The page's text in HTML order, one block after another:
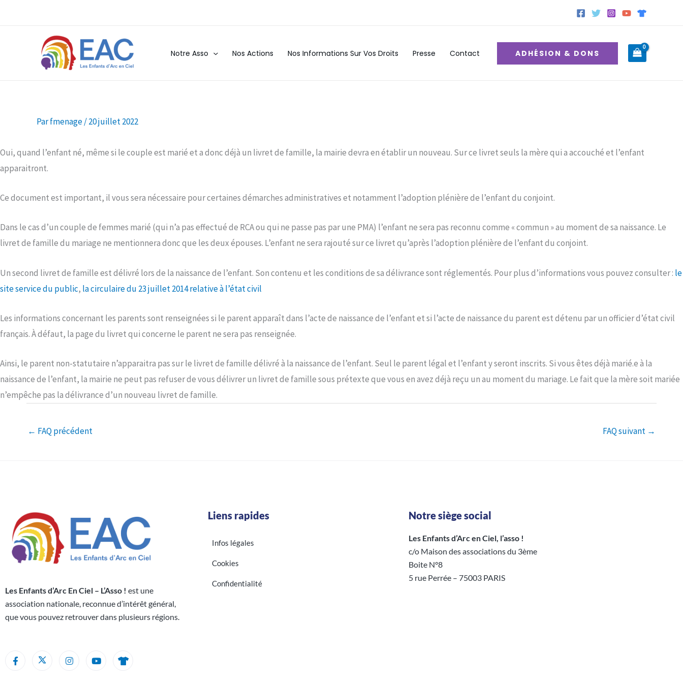
Notre Asso Nos Actions Nos Informations Sur Vos Droits Presse Contact ADHÉSION & DONS
Parfmenage/20 juillet 2022
Oui, quand l’enfant né, même si le couple est marié et a donc déjà un livret de famille, la mairie devra en établir un nouveau. Sur ce livret seuls la mère qui a accouché et l’enfant
apparaitront.
Ce document est important, il vous sera nécessaire pour certaines démarches administratives et notamment l’adoption plénière de l’enfant du conjoint.
Dans le cas d’un couple de femmes marié (qui n’a pas effectué de RCA ou qui ne passe pas par une PMA) l’enfant ne sera pas reconnu comme « commun » au moment de sa naissance. Le
livret de famille du mariage ne mentionnera donc que les deux épouses. L’enfant ne sera rajouté sur ce livret qu’après l’adoption plénière de l’enfant du conjoint.
Un second livret de famille est délivré lors de la naissance de l’enfant. Son contenu et les conditions de sa délivrance sont réglementés. Pour plus d’informations vous pouvez consulter : le
site service du public, la circulaire du 23 juillet 2014 relative à l’état civil
Les informations concernant les parents sont renseignées si le parent apparaît dans l’acte de naissance de l’enfant et si l’acte de naissance du parent est détenu par un officier d’état civil
français. À défaut, la page du livret qui concerne le parent ne sera pas renseignée.
Ainsi, le parent non-statutaire n’apparaitra pas sur le livret de famille délivré à la naissance de l’enfant. Seul le parent légal et l’enfant y seront inscrits. Si vous êtes déjà marié.e à la
naissance de l’enfant, la mairie ne peut pas refuser de vous délivrer un livret de famille sous prétexte que vous en avez déjà reçu un au moment du mariage. Le fait que la mère soit mariée
n’empêche pas la délivrance d’un nouveau livret de famille.
← FAQ précédent FAQ suivant →
Les Enfants d’Arc En Ciel – L’Asso ! est une
association nationale, reconnue d’intérêt général,
que vous pouvez retrouver dans plusieurs régions.
Liens rapides
Infos légales
Cookies
Confidentialité
Notre siège social
Les Enfants d’Arc en Ciel, l’asso !
c/o Maison des associations du 3ème
Boite N°8
5 rue Perrée – 75003 PARIS